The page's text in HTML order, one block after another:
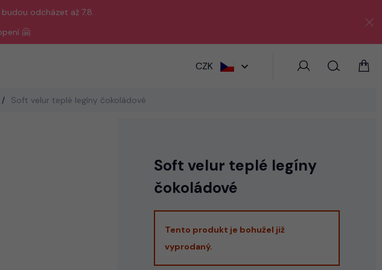
odcházet až 7.8.
🤗
CZK
Soft velur teplé legíny čokoládové
Soft velur teplé legíny
čokoládové
Tento produkt je bohužel již
vyprodaný.